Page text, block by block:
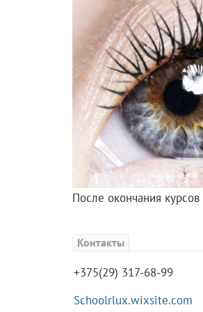
После окончания
Контакты
+375(29) 317-68-99
Schoolrlux.wixsite.com